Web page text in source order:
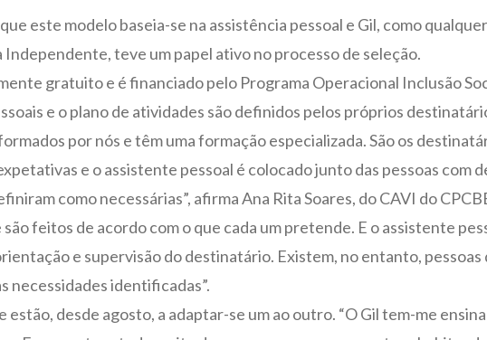
este modelo baseia-se na assistência pessoal e Gil, como
teve um papel ativo no processo de seleção.
gratuito e é financiado pelo Programa Operacional Inclusão
e o plano de atividades são definidos pelos próprios
por nós e têm uma formação especializada. São os
e o assistente pessoal é colocado junto das pessoas com
como necessárias”, afirma Ana Rita Soares, do CAVI do
feitos de acordo com o que cada um pretende. E o assistente
e supervisão do destinatário. Existem, no entanto,
necessidades identificadas”.
desde agosto, a adaptar-se um ao outro. “O Gil tem-me